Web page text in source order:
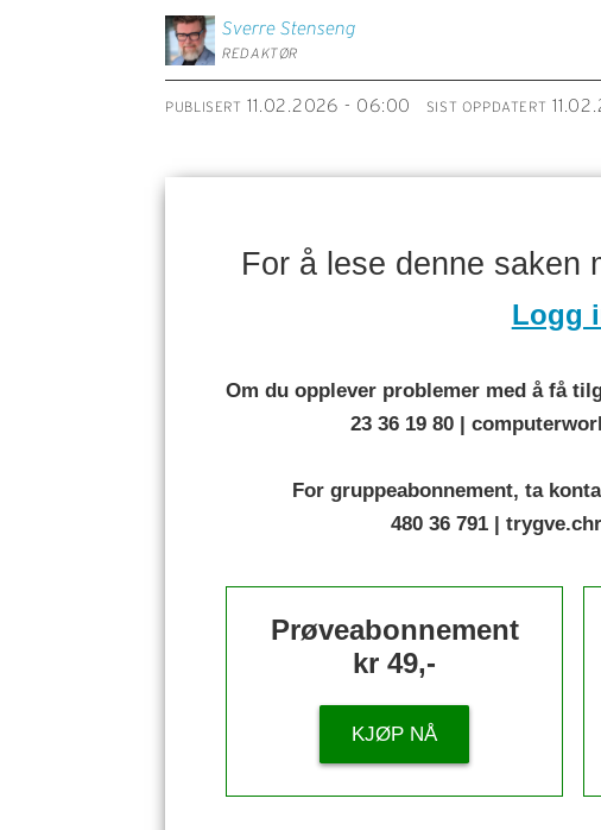
Sverre Stenseng
REDAKTØR
PUBLISERT 11.02.2026 - 06:00 SIST OPPDATERT
For å lese denne saken
Logg
Om du opplever problemer med å få
23 36 19 80 |
For gruppeabonnement, ta
480 36 791 |
Prøveabonnement
kr 49,-
KJØP NÅ